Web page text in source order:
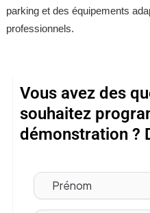
parking et des équipements
professionnels.
Vous avez des
souhaitez
démonstration ?